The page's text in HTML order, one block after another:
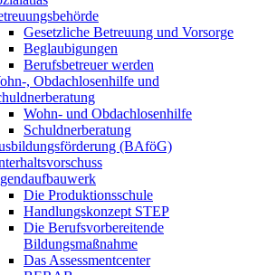
Gesetzliche Betreuung und Vorsorge
Beglaubigungen
Berufsbetreuer werden
, Obdachlosenhilfe und
Wohn- und Obdachlosenhilfe
Schuldnerberatung
(BAföG)
Die Produktionsschule
Handlungskonzept STEP
Die Berufsvorbereitende
Bildungsmaßnahme
Das Assessmentcenter